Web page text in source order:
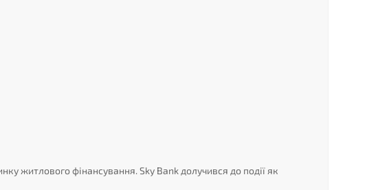
житлового фінансування. Sky Bank долучився до події як